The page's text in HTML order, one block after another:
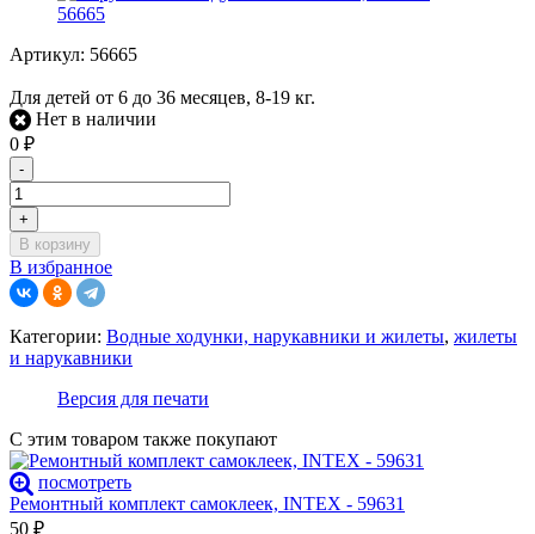
Артикул: 56665
Для детей от 6 до 36 месяцев, 8-19 кг.
Нет в наличии
0 ₽
-
+
В корзину
В избранное
Категории: Водные ходунки, нарукавники и жилеты, жилеты
и нарукавники
Версия для печати
С этим товаром также покупают
посмотреть
Ремонтный комплект самоклеек, INTEX - 59631
50 ₽